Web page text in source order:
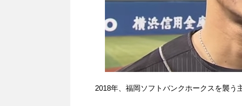
2018年、福岡ソフトバンクホークスを襲う